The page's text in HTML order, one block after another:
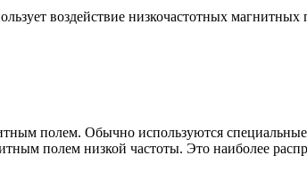
воздействие низкочастотных
полем. Обычно используются
полем низкой частоты. Это наиболее